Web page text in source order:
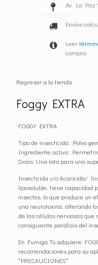
Av. La Paz
Envíos
Leer
compra
Regresar a la tienda
Foggy EXTRA
FOGGY EXTRA
Tipo de insecticida: Polvo
Ingrediente activo:
Dosis: Una lata para una
Insecticida y/o Acaricida/
liposoluble, tiene capacidad
insectos, lo que produce un
una neurotoxina, alterando
de las células nerviosas que
consiguiente parálisis del
En Fumiga Tú adquiere
recomendaciones para su
*PRECAUCIONES*